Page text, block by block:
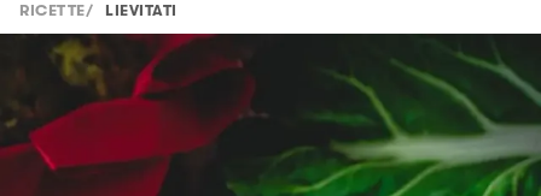
RICETTE/ LIEVITATI